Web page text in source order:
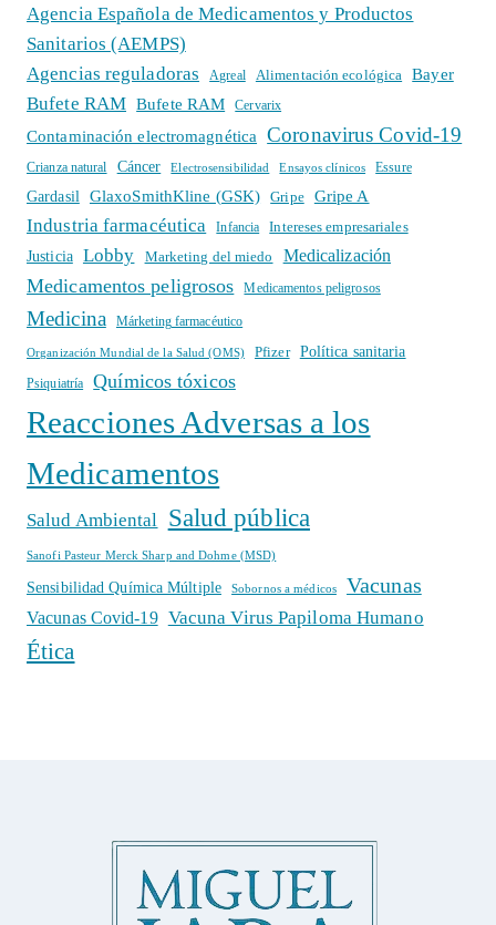
Agencia Española de Medicamentos y Productos
Sanitarios (AEMPS)
Agencias reguladoras
Agreal Alimentación ecológica Bayer
Bufete RAM Bufete RAM Cervarix
Contaminación electromagnética Coronavirus Covid-19
Crianza natural Cáncer Electrosensibilidad Ensayos clínicos Essure
Gardasil GlaxoSmithKline (GSK) Gripe Gripe A
Industria farmacéutica Infancia
Intereses empresariales
Justicia
Lobby Marketing del miedo Medicalización
Medicamentos peligrosos Medicamentos peligrosos
Medicina Márketing farmacéutico
Organización Mundial de la Salud (OMS) Pfizer Política sanitaria
Psiquiatría Químicos tóxicos
Reacciones Adversas a los
Medicamentos
Salud Ambiental Salud pública
Sanofi Pasteur Merck Sharp and Dohme (MSD)
Sensibilidad Química Múltiple Sobornos a médicos Vacunas
Vacunas Covid-19 Vacuna Virus Papiloma Humano
Ética